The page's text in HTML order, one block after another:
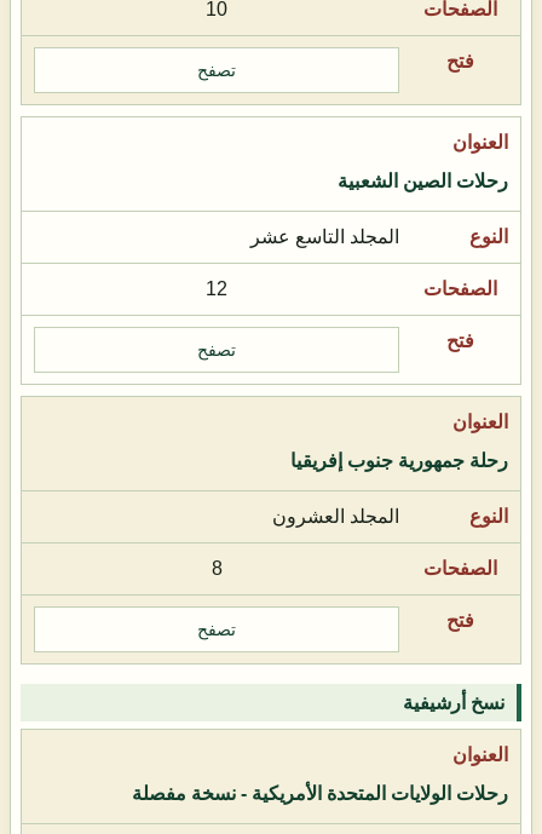
10
تصفح
رحلات الصين الشعبية
المجلد التاسع عشر
12
تصفح
رحلة جمهورية جنوب إفريقيا
المجلد العشرون
8
تصفح
نسخ أرشيفية
رحلات الولايات المتحدة الأمريكية - نسخة مفصلة